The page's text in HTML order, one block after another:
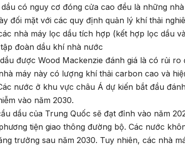
có nguy cơ đóng cửa cao đều là những
đối mặt với các quy định quản lý khí thải
nhà máy lọc dầu tích hợp (kết hợp lọc dầu
đoàn dầu khí nhà nước
được Wood Mackenzie đánh giá là có rủi ro
máy này có lượng khí thải carbon cao và
nước ở khu vực châu Á dự kiến bắt đầu
vào năm 2030.
dầu của Trung Quốc sẽ đạt đỉnh vào năm
tiện giao thông đường bộ. Các nước
trưởng sau năm 2030. Tuy nhiên, các nhà